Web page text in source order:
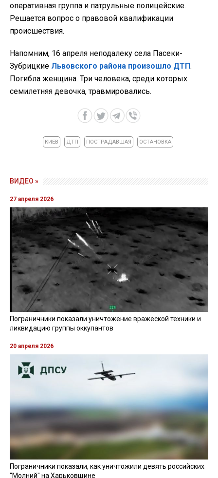
оперативная группа и патрульные полицейские.
Решается вопрос о правовой квалификации
происшествия.
Напомним, 16 апреля неподалеку села Пасеки-
Зубрицкие Львовского района произошло ДТП.
Погибла женщина. Три человека, среди которых
семилетняя девочка, травмировались.
КИЕВ ДТП ПОСТРАДАВШАЯ ОСТАНОВКА
ВИДЕО »
27 апреля 2026
Пограничники показали уничтожение вражеской техники и
ликвидацию группы оккупантов
20 апреля 2026
Пограничники показали, как уничтожили девять российских
"Молний" на Харьковщине